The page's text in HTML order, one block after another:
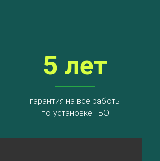
5 лет
гарантия на все работы
по установке ГБО